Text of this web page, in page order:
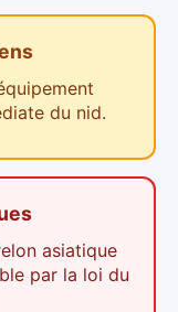
du nid.
asiatique
par la loi du